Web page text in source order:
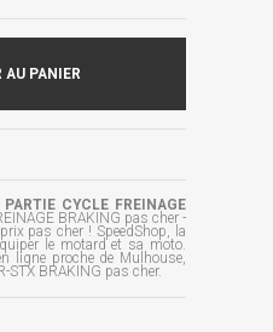
AU PANIER
CYCLE FREINAGE
BRAKING pas cher -
pas cher ! SpeedShop, la
le motard et sa moto.
ligne proche de Mulhouse,
STX BRAKING pas cher.